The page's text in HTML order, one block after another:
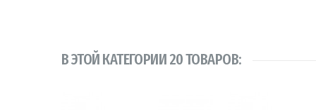
В ЭТОЙ КАТЕГОРИИ 20 ТОВАРОВ: